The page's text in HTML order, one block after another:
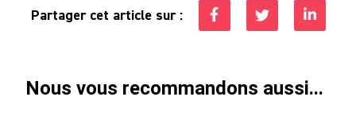
Partager cet article sur :
Nous vous recommandons aussi...